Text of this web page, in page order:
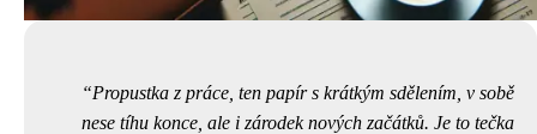
Propustka z práce, ten papír s krátkým sdělením, v sobě
nese tíhu konce, ale i zárodek nových začátků. Je to tečka